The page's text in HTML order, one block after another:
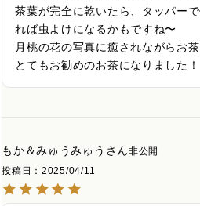
茶葉が完全に乾いたら、タッパー
れば虫よけになるかもですね〜
月桃の花の写真に癒されながらお茶
とてもお勧めのお茶になりました！
もか＆みゅうみゅう
非公開
投稿日
2025/04/11